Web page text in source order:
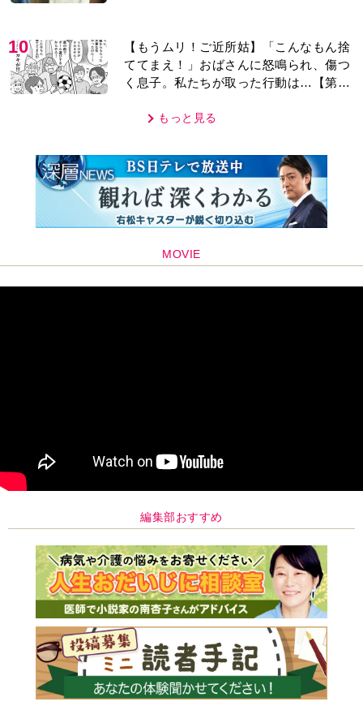
10
【もうムリ！ご近所姑】「こんなもん捨
ててまえ！」おばさんに怒鳴られ、傷つ
く息子。私たちが取った行動は…【第3
もっと見る
MOVIE
編集部おすすめ